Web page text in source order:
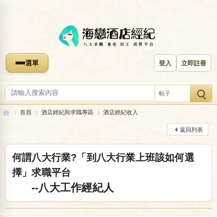
選單 登入 立即註冊
帖子
首頁 酒店經紀與求職專區
›
酒店經紀收入
返回列表
何謂八大行業?「到八大行業上班該如何選
擇」求職平台
--八大工作經紀人